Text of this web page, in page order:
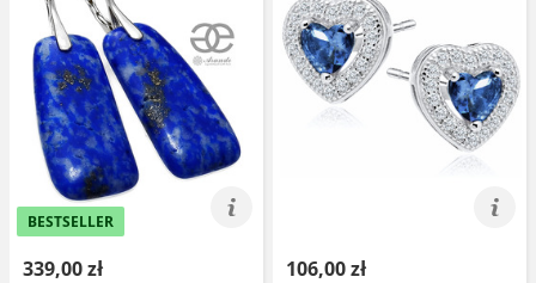
BESTSELLER
339,00 zł 106,00 zł